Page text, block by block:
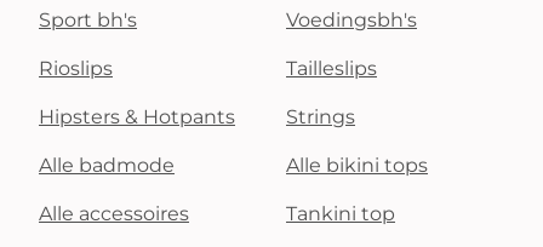
Sport bh's Voedingsbh's
Rioslips Tailleslips
Hipsters & Hotpants Strings
Alle badmode Alle bikini tops
Alle accessoires Tankini top